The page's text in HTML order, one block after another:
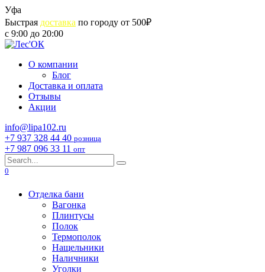
Skip
to
content
Уфа
Быстрая доставка по городу от 500₽
с 9:00 до 20:00
О компании
Блог
Доставка и оплата
Отзывы
Акции
info@lipa102.ru
+7 937 328 44 40 розница
+7 987 096 33 11 опт
Search
for:
0
Отделка бани
Вагонка
Плинтусы
Полок
Термополок
Нащельники
Наличники
Уголки